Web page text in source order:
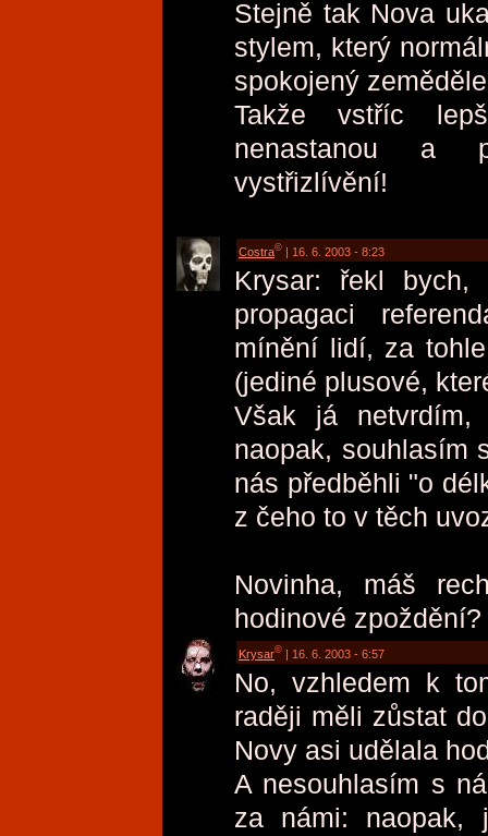
Stejně tak Nova
stylem, který
spokojený
Takže vstříc
nenastanou a
vystřizlívění!
Costra© | 16. 6. 2003 - 8:23
Krysar: řekl
propagaci
mínění lidí, za
(jediné plusové,
Však já
naopak, souhlasím
nás předběhli "o
z čeho to v těch
Novinha, máš
hodinové zpoždění?
Krysar© | 16. 6. 2003 - 6:57
No, vzhledem k
raději měli zůstat
Novy asi udělala
A nesouhlasím s
za námi: naopak,